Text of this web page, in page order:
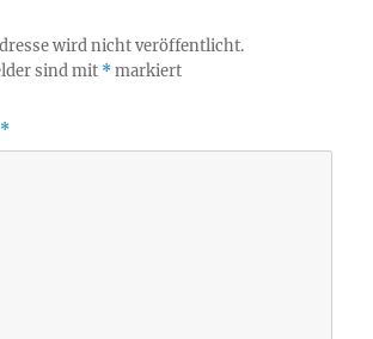
wird nicht veröffentlicht.
sind mit *markiert
*